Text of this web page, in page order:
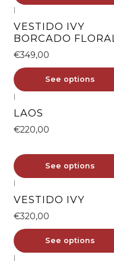
|
VESTIDO IVY
BORCADO FLORAL
€349,00
See options
|
LAOS
€220,00
See options
|
VESTIDO IVY
€320,00
See options
|